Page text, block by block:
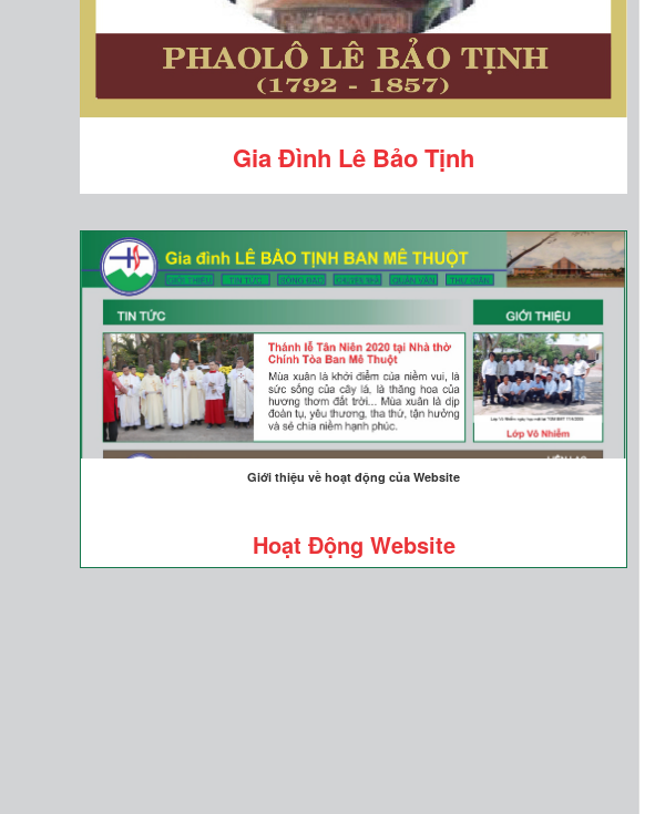
Gia Đình Lê Bảo Tịnh
Giới thiệu về hoạt động của Website
Hoạt Động Website